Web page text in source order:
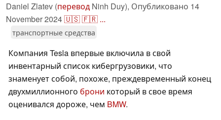
Daniel Zlatev (перевод Ninh Duy), Опубликовано 14
November 2024🇺🇸🇫🇷 ...
транспортные средства
Компания Tesla впервые включила в свой
инвентарный список кибергрузовики, что
знаменует собой, похоже, преждевременный конец
двухмиллионного брони который в свое время
оценивался дороже, чем BMW.